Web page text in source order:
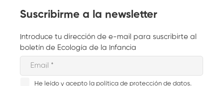
Suscribirme a la newsletter
Introduce tu dirección de e-mail para suscribirte al
boletín de Ecología de la Infancia
He leído y acepto la política de protección de datos.